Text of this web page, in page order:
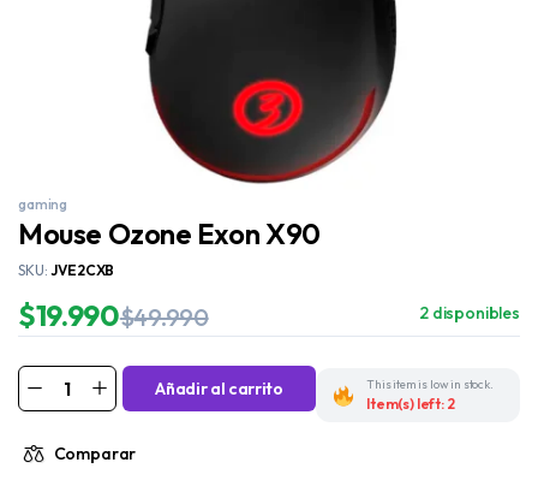
gaming
Mouse Ozone Exon X90
SKU: JVE2CXB
$49.990
$19.990 2 disponibles
Añadir al carrito This item is low in stock.
Item(s) left: 2
Comparar